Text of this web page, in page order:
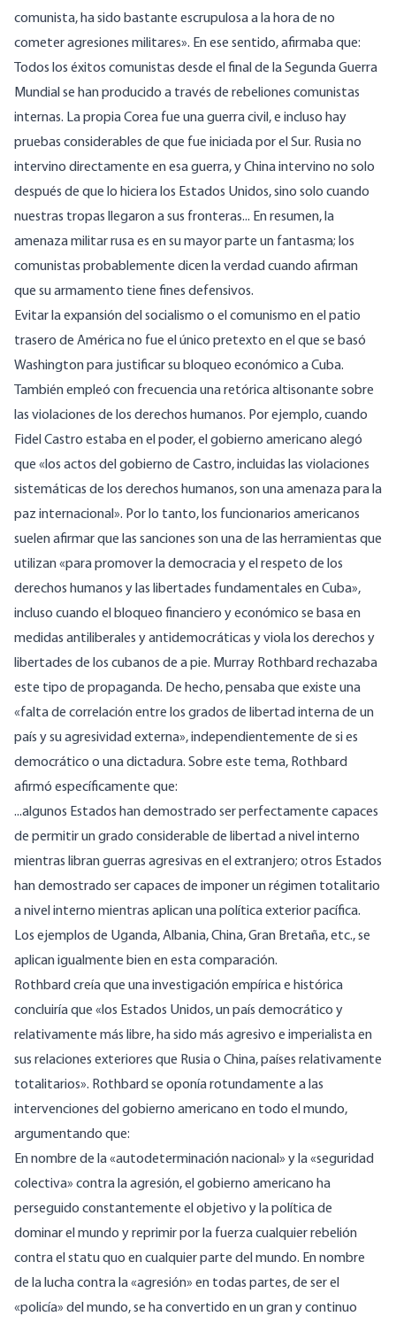
comunista, ha sido bastante escrupulosa a la hora de no
cometer agresiones militares». En ese sentido,afirmaba que:
Todos los éxitos comunistas desde el final de la Segunda Guerra
Mundial se han producido a través de rebeliones comunistas
internas. La propia Corea fue una guerra civil, e incluso hay
pruebas considerables de que fue iniciada por el Sur. Rusia no
intervino directamente en esa guerra, y China intervino no solo
después de que lo hiciera los Estados Unidos, sino solo cuando
nuestras tropas llegaron a sus fronteras... En resumen, la
amenaza militar rusa es en su mayor parte un fantasma; los
comunistas probablemente dicen la verdad cuando afirman
que su armamento tiene fines defensivos.
Evitar la expansión del socialismo o el comunismo en el patio
trasero de América no fue el único pretexto en el que se basó
Washington para justificar su bloqueo económico a Cuba.
También empleó con frecuencia una retórica altisonante sobre
las violaciones de los derechos humanos. Por ejemplo, cuando
Fidel Castro estaba en el poder, el gobierno americano alegó
que «los actos del gobierno de Castro, incluidas las violaciones
sistemáticas de los derechos humanos, son una amenaza para la
paz internacional». Por lo tanto, los funcionarios americanos
suelenafirmarque las sanciones son una de las herramientas que
utilizan «para promover la democracia y el respeto de los
derechos humanos y las libertades fundamentales en Cuba»,
incluso cuando el bloqueo financiero y económico se basa en
medidas antiliberales y antidemocráticas y viola los derechos y
libertades de los cubanos de a pie. Murray Rothbard rechazaba
este tipo de propaganda. De hecho,pensabaque existe una
«falta de correlación entre los grados de libertad interna de un
país y su agresividad externa», independientemente de si es
democrático o una dictadura. Sobre este tema, Rothbard
afirmó específicamente que:
...algunos Estados han demostrado ser perfectamente capaces
de permitir un grado considerable de libertad a nivel interno
mientras libran guerras agresivas en el extranjero; otros Estados
han demostrado ser capaces de imponer un régimen totalitario
a nivel interno mientras aplican una política exterior pacífica.
Los ejemplos de Uganda, Albania, China, Gran Bretaña, etc., se
aplican igualmente bien en esta comparación.
Rothbard creía que una investigación empírica e histórica
concluiríaque «los Estados Unidos, un país democrático y
relativamente más libre, ha sido más agresivo e imperialista en
sus relaciones exteriores que Rusia o China, países relativamente
totalitarios». Rothbard se oponía rotundamente a las
intervenciones del gobierno americano en todo el mundo,
argumentando que:
En nombre de la «autodeterminación nacional» y la «seguridad
colectiva» contra la agresión, el gobierno americano ha
perseguido constantemente el objetivo y la política de
dominar el mundo y reprimir por la fuerza cualquier rebelión
contra el statu quo en cualquier parte del mundo. En nombre
de la lucha contra la «agresión» en todas partes, de ser el
«policía» del mundo, se ha convertido en un gran y continuo